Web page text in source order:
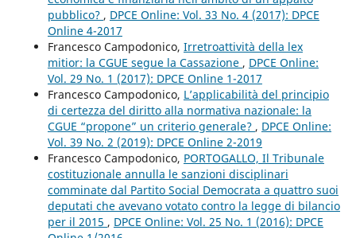
pubblico? , DPCE Online: Vol. 33 No. 4 (2017): DPCE
Online 4-2017
Francesco Campodonico, Irretroattività della lex
mitior: la CGUE segue la Cassazione , DPCE Online:
Vol. 29 No. 1 (2017): DPCE Online 1-2017
Francesco Campodonico, L’applicabilità del principio
di certezza del diritto alla normativa nazionale: la
CGUE “propone” un criterio generale? , DPCE Online:
Vol. 39 No. 2 (2019): DPCE Online 2-2019
Francesco Campodonico, PORTOGALLO, Il Tribunale
costituzionale annulla le sanzioni disciplinari
comminate dal Partito Social Democrata a quattro suoi
deputati che avevano votato contro la legge di bilancio
per il 2015 , DPCE Online: Vol. 25 No. 1 (2016): DPCE